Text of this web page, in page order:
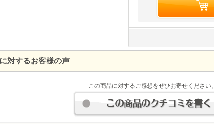
対するお客様の声
この商品に対するご感想をぜひお寄せください。